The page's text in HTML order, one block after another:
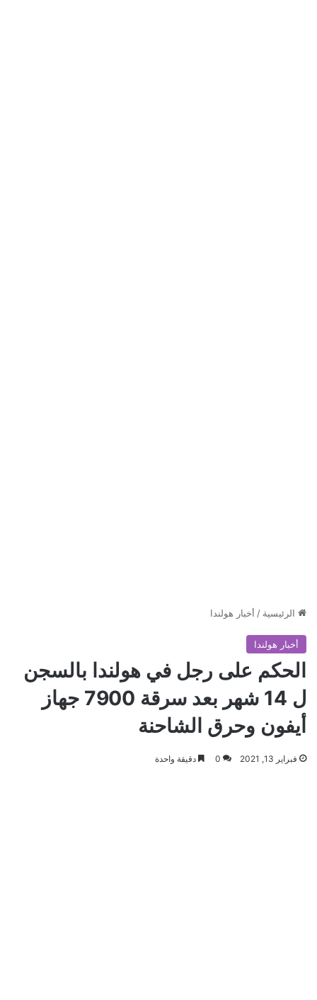
الرئيسية / أخبار هولندا
أخبار هولندا
الحكم على رجل في هولندا بالسجن
ل 14 شهر بعد سرقة 7900 جهاز
أيفون وحرق الشاحنة
فبراير 13, 2021 0 دقيقة واحدة